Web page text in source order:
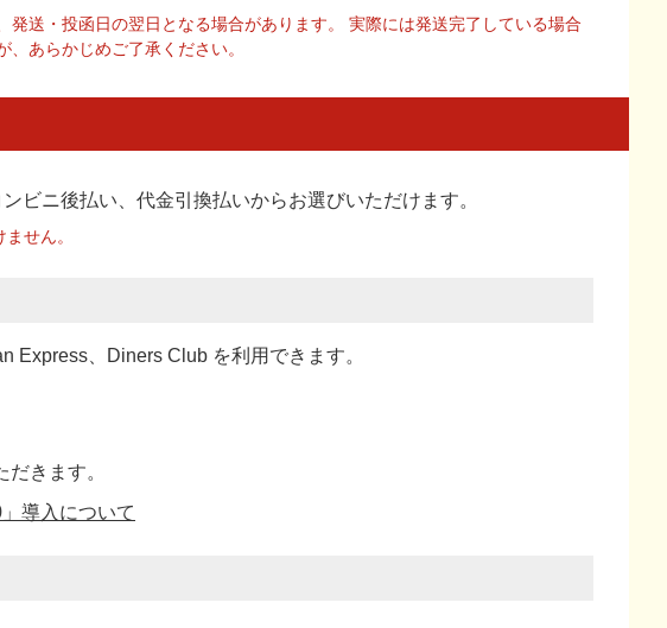
送・投函日の翌日となる場合があります。 実際には発送完了している場合
あらかじめご了承ください。
ンビニ後払い、代金引換払いからお選びいただけます。
せん。
Express、Diners Club を利用できます。
きます。
導入について